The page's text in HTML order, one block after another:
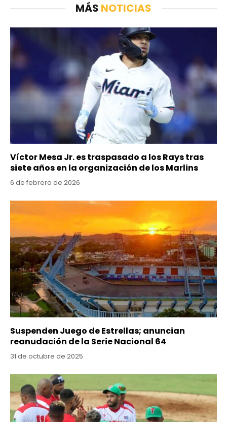
MÁS NOTICIAS
Víctor Mesa Jr. es traspasado a los Rays tras
siete años en la organización de los Marlins
6 de febrero de 2026
Suspenden Juego de Estrellas; anuncian
reanudación de la Serie Nacional 64
31 de octubre de 2025